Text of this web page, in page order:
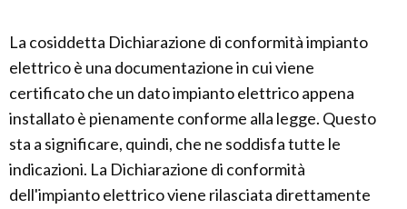
La cosiddetta Dichiarazione di conformità impianto
elettrico è una documentazione in cui viene
certificato che un dato impianto elettrico appena
installato è pienamente conforme alla legge. Questo
sta a significare, quindi, che ne soddisfa tutte le
indicazioni. La Dichiarazione di conformità
dell'impianto elettrico viene rilasciata direttamente